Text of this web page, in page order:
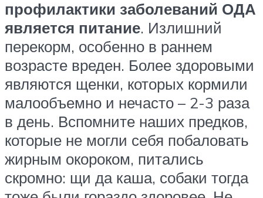
профилактики заболеваний ОДА
является питание. Излишний
перекорм, особенно в раннем
возрасте вреден. Более здоровыми
являются щенки, которых кормили
малообъемно и нечасто – 2-3 раза
в день. Вспомните наших предков,
которые не могли себя побаловать
жирным окороком, питались
скромно: щи да каша, собаки тогда